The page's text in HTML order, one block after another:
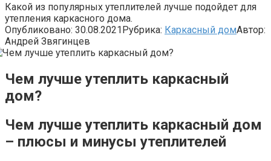
Какой из популярных утеплителей лучше подойдет для
утепления каркасного дома.
Опубликовано: 30.08.2021Рубрика: Каркасный домАвтор:
Андрей Звягинцев
Чем лучше утеплить каркасный
дом?
Чем лучше утеплить каркасный дом
– плюсы и минусы утеплителей